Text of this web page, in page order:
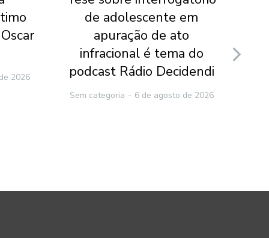
2026
de adolescente em
apuração de ato
infracional é tema do
podcast Rádio Decidendi
Sem categoria 6 de agosto de 2026